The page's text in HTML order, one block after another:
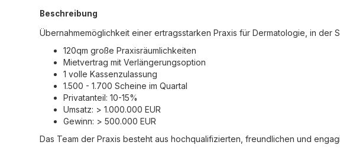
Beschreibung
Übernahmemöglichkeit einer ertragsstarken Praxis für Dermatologie, in
120qm große Praxisräumlichkeiten
Mietvertrag mit Verlängerungsoption
1 volle Kassenzulassung
1.500 - 1.700 Scheine im Quartal
Privatanteil: 10-15%
Umsatz: > 1.000.000 EUR
Gewinn: > 500.000 EUR
Das Team der Praxis besteht aus hochqualifizierten, freundlichen und